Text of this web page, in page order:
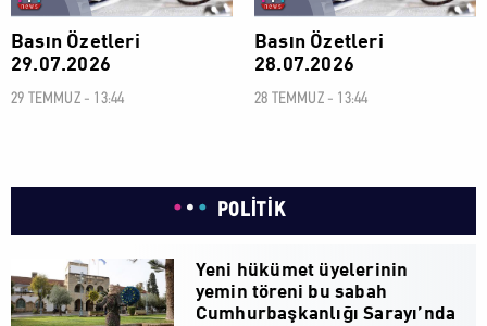
Basın Özetleri
29.07.2026
29 TEMMUZ - 13:44
Basın Özetleri
28.07.2026
28 TEMMUZ - 13:44
POLİTİK
Yeni hükümet üyelerinin
yemin töreni bu sabah
Cumhurbaşkanlığı Sarayı’nda